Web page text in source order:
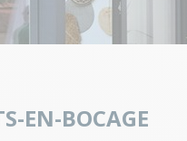
EN-BOCAGE